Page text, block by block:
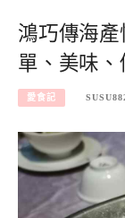
鴻巧傳海
單、美味、
愛食記